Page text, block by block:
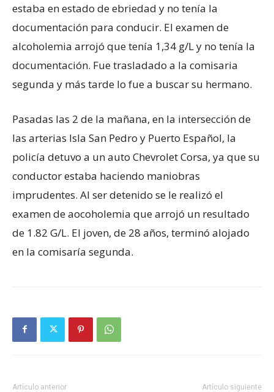
estaba en estado de ebriedad y no tenía la
documentación para conducir. El examen de
alcoholemia arrojó que tenía 1,34 g/L y no tenía la
documentación. Fue trasladado a la comisaria
segunda y más tarde lo fue a buscar su hermano.
Pasadas las 2 de la mañana, en la intersección de
las arterias Isla San Pedro y Puerto Español, la
policía detuvo a un auto Chevrolet Corsa, ya que su
conductor estaba haciendo maniobras
imprudentes. Al ser detenido se le realizó el
examen de aocoholemia que arrojó un resultado
de 1.82 G/L. El joven, de 28 años, terminó alojado
en la comisaría segunda.
Artículo anterior Artículo siguiente